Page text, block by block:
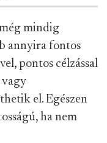
mindig
annyira fontos
pontos célzással
vagy
el. Egészen
ha nem